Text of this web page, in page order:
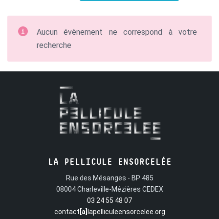
Aucun évènement ne correspond à votre
recherche
LA PELLICULE ENSORCELÉE
Rue des Mésanges - BP 485
08004 Charleville-Mézières CEDEX
03 24 55 48 07
contact [a] lapelliculeensorcelee.org